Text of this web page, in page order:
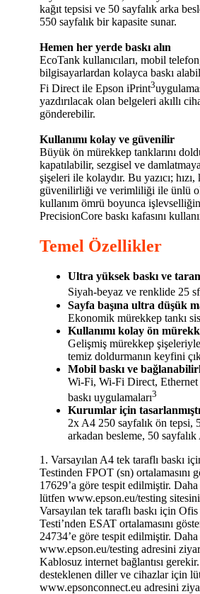
kağıt tepsisi ve 50 sayfalık arka
550 sayfalık bir kapasite sunar.
Hemen her yerde baskı alın
EcoTank kullanıcıları, mobil
bilgisayarlardan kolayca baskı
Fi Direct ile Epson iPrint3
yazdırılacak olan belgeleri akıllı
gönderebilir.
Kullanımı kolay ve güvenilir
Büyük ön mürekkep tanklarını
kapatılabilir, sezgisel ve
şişeleri ile kolaydır. Bu yazıcı; hızı,
güvenilirliği ve verimliliği ile ünlü
kullanım ömrü boyunca
PrecisionCore baskı kafasını
Temel Özellikler
Ultra yüksek baskı ve
Siyah-beyaz ve renklide 25
Sayfa başına ultra düşük
Ekonomik mürekkep tankı
Kullanımı kolay ön
Gelişmiş mürekkep
temiz doldurmanın keyfini
Mobil baskı ve
Wi-Fi, Wi-Fi Direct, Ethernet
baskı uygulamaları3
Kurumlar için
2x A4 250 sayfalık ön tepsi,
arkadan besleme, 50
1. Varsayılan A4 tek taraflı baskı
Testinden FPOT (sn) ortalamasını
17629’a göre tespit edilmiştir.
lütfen www.epson.eu/testing
Varsayılan tek taraflı baskı için
Testi’nden ESAT ortalamasını
24734’e göre tespit edilmiştir.
www.epson.eu/testing adresini
Kablosuz internet bağlantısı
desteklenen diller ve cihazlar için
www.epsonconnect.eu adresini